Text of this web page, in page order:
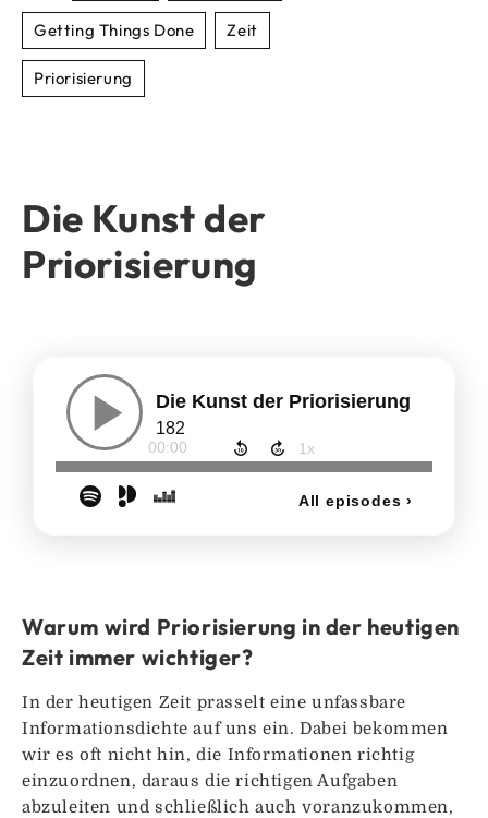
Getting Things Done Zeit
Priorisierung
Die Kunst der
Priorisierung
Warum wird Priorisierung in der heutigen
Zeit immer wichtiger?
In der heutigen Zeit prasselt eine unfassbare
Informationsdichte auf uns ein. Dabei bekommen
wir es oft nicht hin, die Informationen richtig
einzuordnen, daraus die richtigen Aufgaben
abzuleiten und schließlich auch voranzukommen,